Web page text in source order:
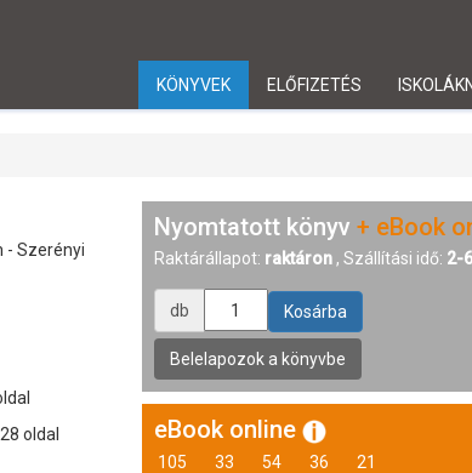
KÖNYVEK ELŐFIZETÉS
- Szerényi
oldal
Nyomtatott könyv + eBook
Raktárállapot: raktáron, Szállítási idő: 2-
db
eBook online
105 33 54 36 21